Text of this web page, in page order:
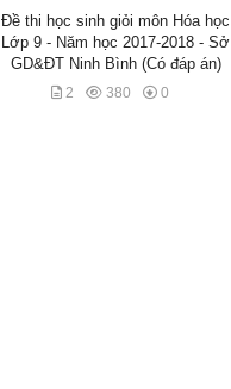
Đề thi học sinh giỏi môn Hóa học
Lớp 9 - Năm học 2017-2018 - Sở
GD&ĐT Ninh Bình (Có đáp án)
2 380 0